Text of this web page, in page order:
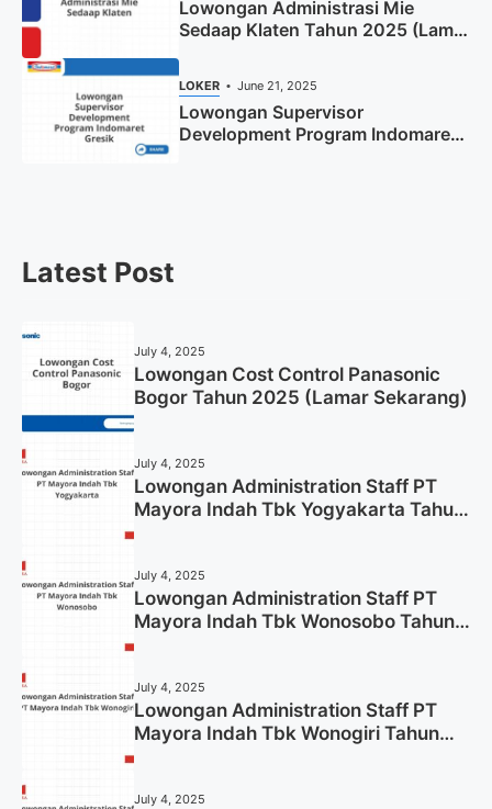
Lowongan Administrasi Mie
Sedaap Klaten Tahun 2025 (Lamar
LOKER June 21, 2025
Lowongan Supervisor
Development Program Indomaret
Latest Post
July 4, 2025
Lowongan Cost Control Panasonic
Bogor Tahun 2025 (Lamar Sekarang)
July 4, 2025
Lowongan Administration Staff PT
Mayora Indah Tbk Yogyakarta Tahun
July 4, 2025
Lowongan Administration Staff PT
Mayora Indah Tbk Wonosobo Tahun
July 4, 2025
Lowongan Administration Staff PT
Mayora Indah Tbk Wonogiri Tahun
July 4, 2025